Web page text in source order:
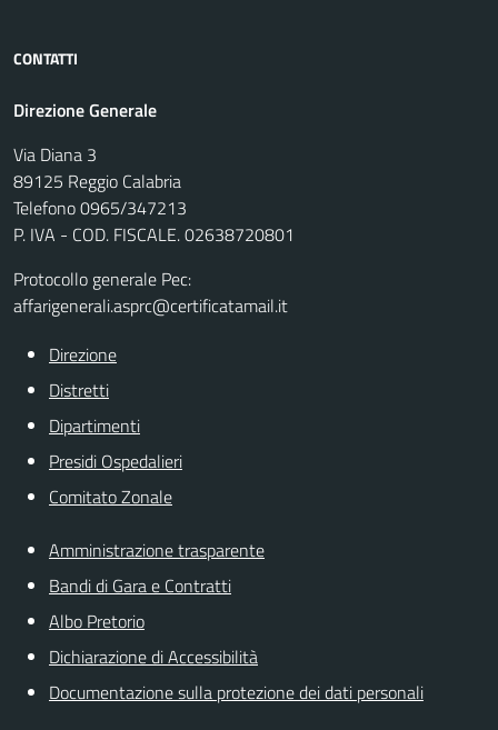
CONTATTI
Direzione Generale
Via Diana 3
89125 Reggio Calabria
Telefono 0965/347213
P. IVA - COD. FISCALE. 02638720801
Protocollo generale Pec:
affarigenerali.asprc@certificatamail.it
Direzione
Distretti
Dipartimenti
Presidi Ospedalieri
Comitato Zonale
Amministrazione trasparente
Bandi di Gara e Contratti
Albo Pretorio
Dichiarazione di Accessibilità
Documentazione sulla protezione dei dati personali